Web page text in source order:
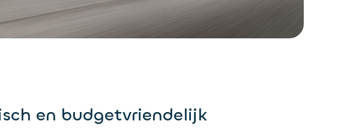
en budgetvriendelijk